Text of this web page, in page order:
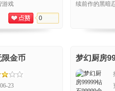
游戏
0
续前作的黑暗
金币
23
梦幻厨房